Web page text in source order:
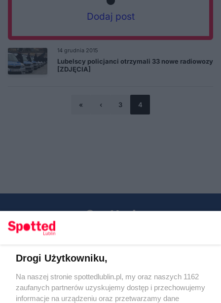
14 grudnia 2015
Lubelscy policjanci otrzymali 33 nowe radiowozy
[ZDJĘCIA]
« ‹ 3 4
Dodaj post
Regulamin
Polityka prywatności
RODO
Warunki korzystania z treści
Drogi Użytkowniku,
Na naszej stronie spottedlublin.pl, my oraz naszych 1162
zaufanych partnerów uzyskujemy dostęp i przechowujemy
informacje na urządzeniu oraz przetwarzamy dane